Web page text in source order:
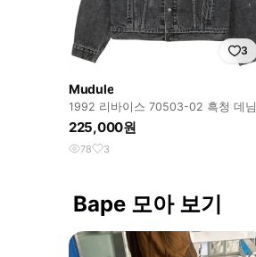
3
Mudule
1992 리바이스 70503-02 흑청 데님
트러커 자켓 빈티지
225,000원
78 3
Bape 모아 보기